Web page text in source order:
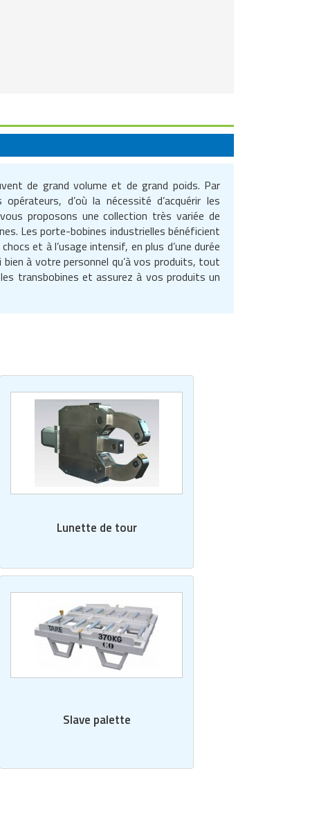
de grand volume et de grand poids. Par
d’où la nécessité d’acquérir les
proposons une collection très variée de
Les porte-bobines industrielles bénéficient
et à l’usage intensif, en plus d’une durée
à votre personnel qu’à vos produits, tout
transbobines et assurez à vos produits un
Lunette de tour
Slave palette